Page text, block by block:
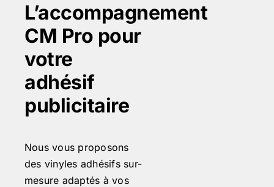
L’accompagnement
CM Pro pour
votre
adhésif
publicitaire
Nous vous proposons
des vinyles adhésifs sur-
mesure adaptés à vos